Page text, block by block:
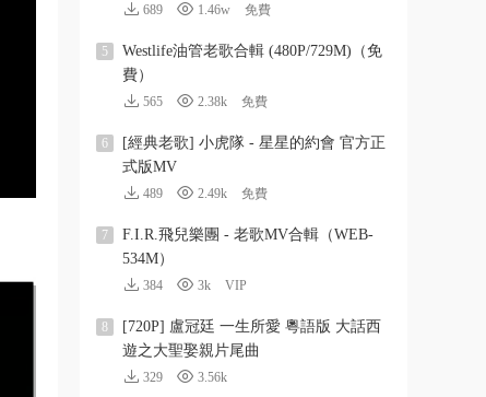
689 1.46w 免費
5
Westlife油管老歌合輯 (480P/729M)（免
費）
565 2.38k 免費
6
[經典老歌] 小虎隊 - 星星的約會 官方正
式版MV
489 2.49k 免費
7
F.I.R.飛兒樂團 - 老歌MV合輯（WEB-
534M）
384 3k VIP
8
[720P] 盧冠廷 一生所愛 粵語版 大話西
遊之大聖娶親片尾曲
329 3.56k